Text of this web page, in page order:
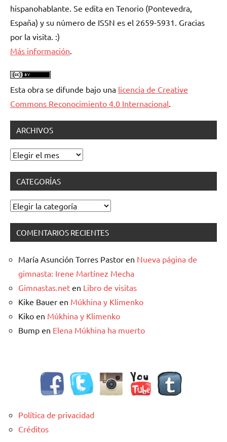
hispanohablante. Se edita en Tenorio (Pontevedra,
España) y su número de ISSN es el 2659-5931. Gracias
por la visita. :)
Más información.
Esta obra se difunde bajo una licencia de Creative
Commons Reconocimiento 4.0 Internacional.
ARCHIVOS
Archivos
CATEGORÍAS
Categorías
COMENTARIOS RECIENTES
María Asunción Torres Pastor en Nueva página de
gimnasta: Irene Martínez Mecha
Gimnastas.net en Libro de visitas
Kike Bauer en Múkhina y Klimenko
Kiko en Múkhina y Klimenko
Bump en Elena Múkhina ha muerto
Política de privacidad
Créditos